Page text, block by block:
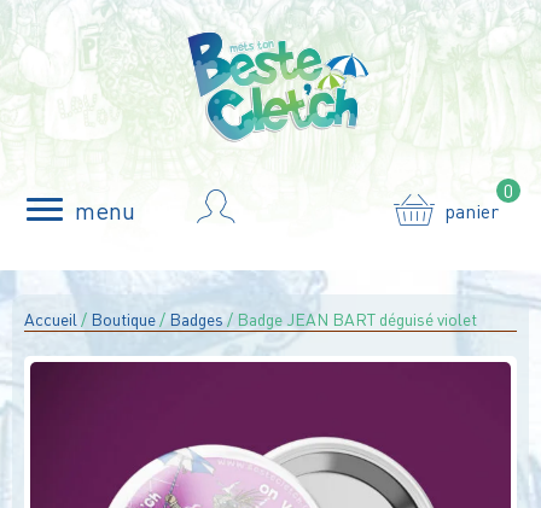
menu panier
0
Accueil / Boutique/ Badges / Badge JEAN BART déguisé violet